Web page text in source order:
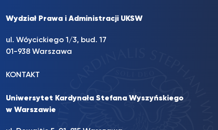
Wydział Prawa i Administracji UKSW
ul. Wóycickiego 1/3, bud. 17
01-938 Warszawa
KONTAKT
Uniwersytet Kardynała Stefana Wyszyńskiego
w Warszawie